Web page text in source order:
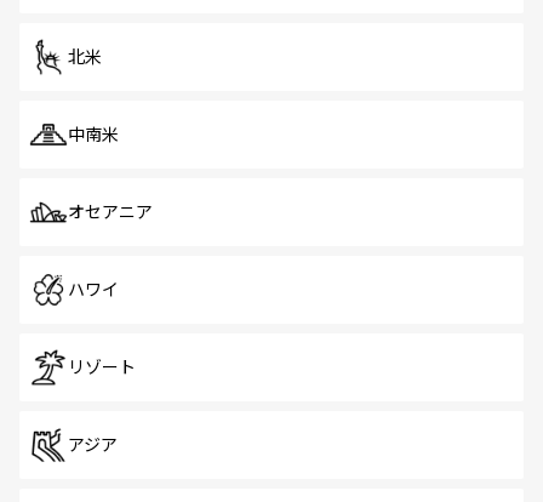
北米
中南米
オセアニア
ハワイ
リゾート
アジア